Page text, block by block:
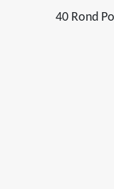
40 Rond